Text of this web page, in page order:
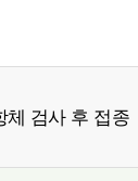
체 검사 후 접종